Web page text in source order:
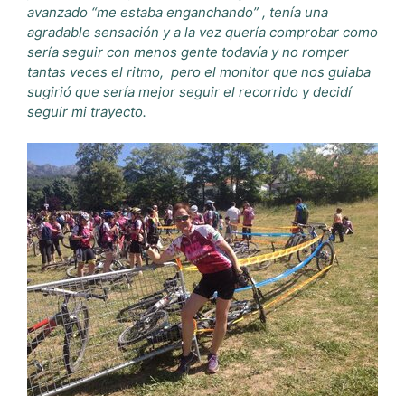
avanzado “me estaba enganchando” , tenía una
agradable sensación y a la vez quería comprobar como
sería seguir con menos gente todavía y no romper
tantas veces el ritmo, pero el monitor que nos guiaba
sugirió que sería mejor seguir el recorrido y decidí
seguir mi trayecto.